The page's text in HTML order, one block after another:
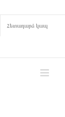
Հետադարձ կապ